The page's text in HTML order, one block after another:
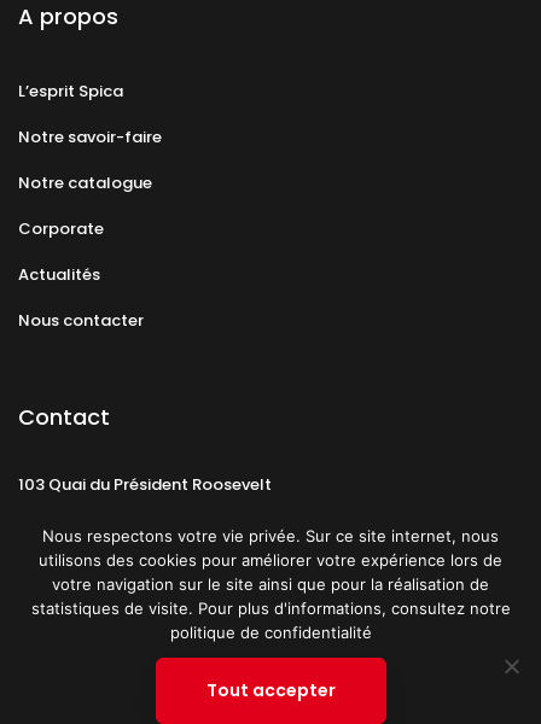
A propos
L’esprit Spica
Notre savoir-faire
Notre catalogue
Corporate
Actualités
Nous contacter
Contact
103 Quai du Président Roosevelt
CGU
Nous respectons votre vie privée. Sur ce site internet, nous
utilisons des cookies pour améliorer votre expérience lors de
votre navigation sur le site ainsi que pour la réalisation de
statistiques de visite. Pour plus d'informations, consultez notre
politique de confidentialité
Tout accepter